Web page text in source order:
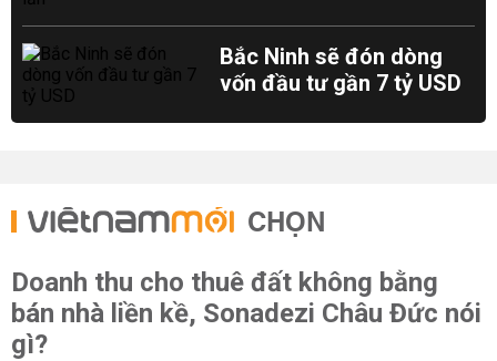
Bắc Ninh sẽ đón dòng
vốn đầu tư gần 7 tỷ USD
CHỌN
Doanh thu cho thuê đất không bằng
bán nhà liền kề, Sonadezi Châu Đức nói
gì?